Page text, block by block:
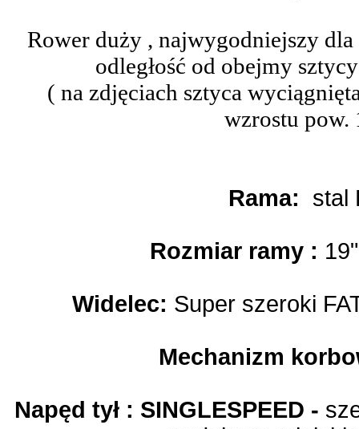
Rower duży , najwygodniejszy
odległość od obejmy
( na zdjęciach sztyca
wzrostu pow.
Rama: stal
Rozmiar ramy :
Widelec: Super szeroki
Mechanizm
Napęd tył : SINGLESPEED -